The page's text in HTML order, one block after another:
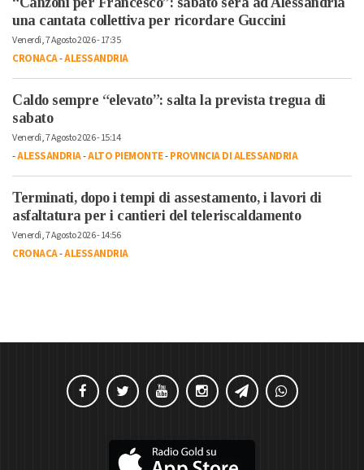
una cantata collettiva per ricordare Guccini
Venerdì, 7 Agosto 2026 - 17:35
CRONACA-ALESSANDRIA
Caldo sempre “elevato”: salta la prevista tregua di
sabato
Venerdì, 7 Agosto 2026 - 15:14
-ALESSANDRIA-ALTO PIEMONTE-PROVINCIA DI ALESSANDRIA
Terminati, dopo i tempi di assestamento, i lavori di
asfaltatura per i cantieri del teleriscaldamento
Venerdì, 7 Agosto 2026 - 14:56
CRONACA-ALESSANDRIA